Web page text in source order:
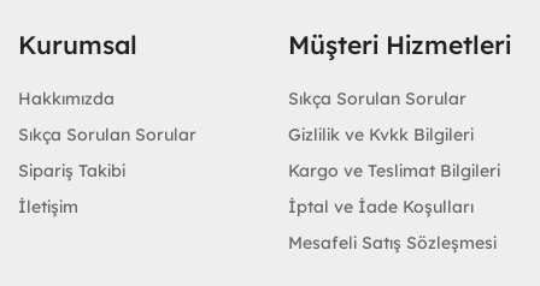
Kurumsal
Hakkımızda
Sıkça Sorulan Sorular
Sipariş Takibi
İletişim
Müşteri Hizmetleri
Sıkça Sorulan Sorular
Gizlilik ve Kvkk Bilgileri
Kargo ve Teslimat Bilgileri
İptal ve İade Koşulları
Mesafeli Satış Sözleşmesi